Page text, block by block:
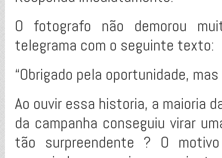
O fotografo não demorou
telegrama com o seguinte texto:
“Obrigado pela oportunidade,
Ao ouvir essa historia, a maioria
da campanha conseguiu virar
tão surpreendente ? O